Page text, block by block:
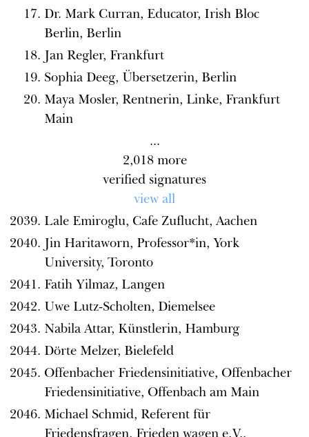
Dr. Mark Curran, Educator, Irish Bloc
Berlin, Berlin
Jan Regler, Frankfurt
Sophia Deeg, Übersetzerin, Berlin
Maya Mosler, Rentnerin, Linke, Frankfurt
Main
...
2,018 more
verified signatures
view all
Lale Emiroglu, Cafe Zuflucht, Aachen
Jin Haritaworn, Professor*in, York
University, Toronto
Fatih Yilmaz, Langen
Uwe Lutz-Scholten, Diemelsee
Nabila Attar, Künstlerin, Hamburg
Dörte Melzer, Bielefeld
Offenbacher Friedensinitiative, Offenbacher
Friedensinitiative, Offenbach am Main
Michael Schmid, Referent für
Friedensfragen, Frieden wagen e.V.,